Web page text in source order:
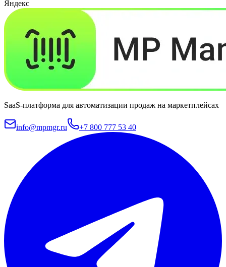
Яндекс
SaaS-платформа для автоматизации продаж на маркетплейсах
info@mpmgr.ru +7 800 777 53 40